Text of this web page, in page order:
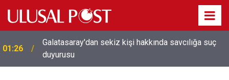
01:26
Galatasaray'dan sekiz kişi hakkında savcılığa suç
duyurusu